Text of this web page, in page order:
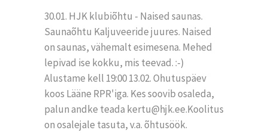
30.01. HJK klubiõhtu - Naised saunas.
Saunaõhtu Kaljuveeride juures. Naised
on saunas, vähemalt esimesena. Mehed
lepivad ise kokku, mis teevad. :-)
Alustame kell 19:00 13.02. Ohutuspäev
koos Lääne RPR'iga. Kes soovib osaleda,
palun andke teada kertu@hjk.ee.Koolitus
on osalejale tasuta, v.a. õhtusöök.